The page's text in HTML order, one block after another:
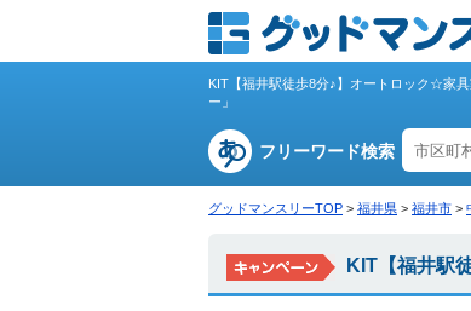
KIT【福井駅徒歩8分♪】オートロック☆家
ー」
フリーワード検索
グッドマンスリーTOP > 福井県 > 福井市 >
KIT【福井駅